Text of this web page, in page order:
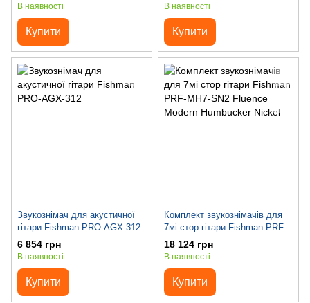
В наявності
Купити
В наявності
Купити
Звукознімач для акустичної
гітари Fishman PRO-AGX-312
6 854 грн
В наявності
Купити
Комплект звукознімачів для
7мі стор гітари Fishman PRF-
MH7-SN2 Fluence Modern
Humbucker Nickel
18 124 грн
В наявності
Купити